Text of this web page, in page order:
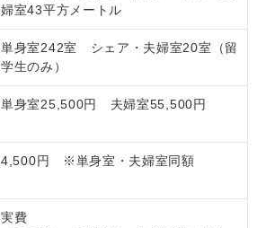
婦室43平方メートル
単身室242室 シェア・夫婦室20室（留
学生のみ）
単身室25,500円 夫婦室55,500円
4,500円 ※単身室・夫婦室同額
実費